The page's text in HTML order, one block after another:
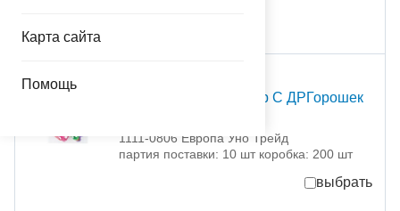
Карта сайта
Помощь
Набор шаров Шелкогр С ДРГорошек
1111-0806 Европа Уно Трейд
партия поставки: 10 шт коробка: 200 шт
выбрать